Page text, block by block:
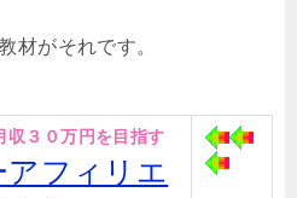
材がそれです。
収３０万円を目指す
アフィリエ